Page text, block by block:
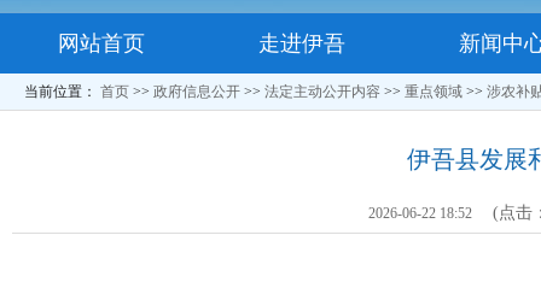
网站首页 走进伊吾 新闻中
当前位置： 首页 >> 政府信息公开 >> 法定主动公开内容 >> 重点领域 >> 涉农补
伊吾县发展
2026-06-22 18:52 (点击